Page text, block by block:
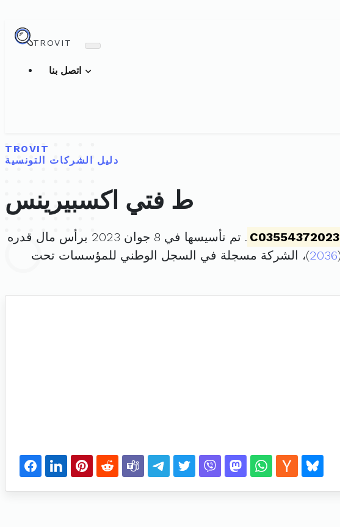
TROVIT
TROVIT
دليل الشركات التونسية
ط فتي اكسبيرينس
C03554372023 . تم تأسيسها في 8 جوان 2023 برأس مال قدره
2036)، الشركة مسجلة في السجل الوطني للمؤسسات تحت